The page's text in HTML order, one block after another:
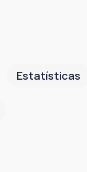
Estatísticas